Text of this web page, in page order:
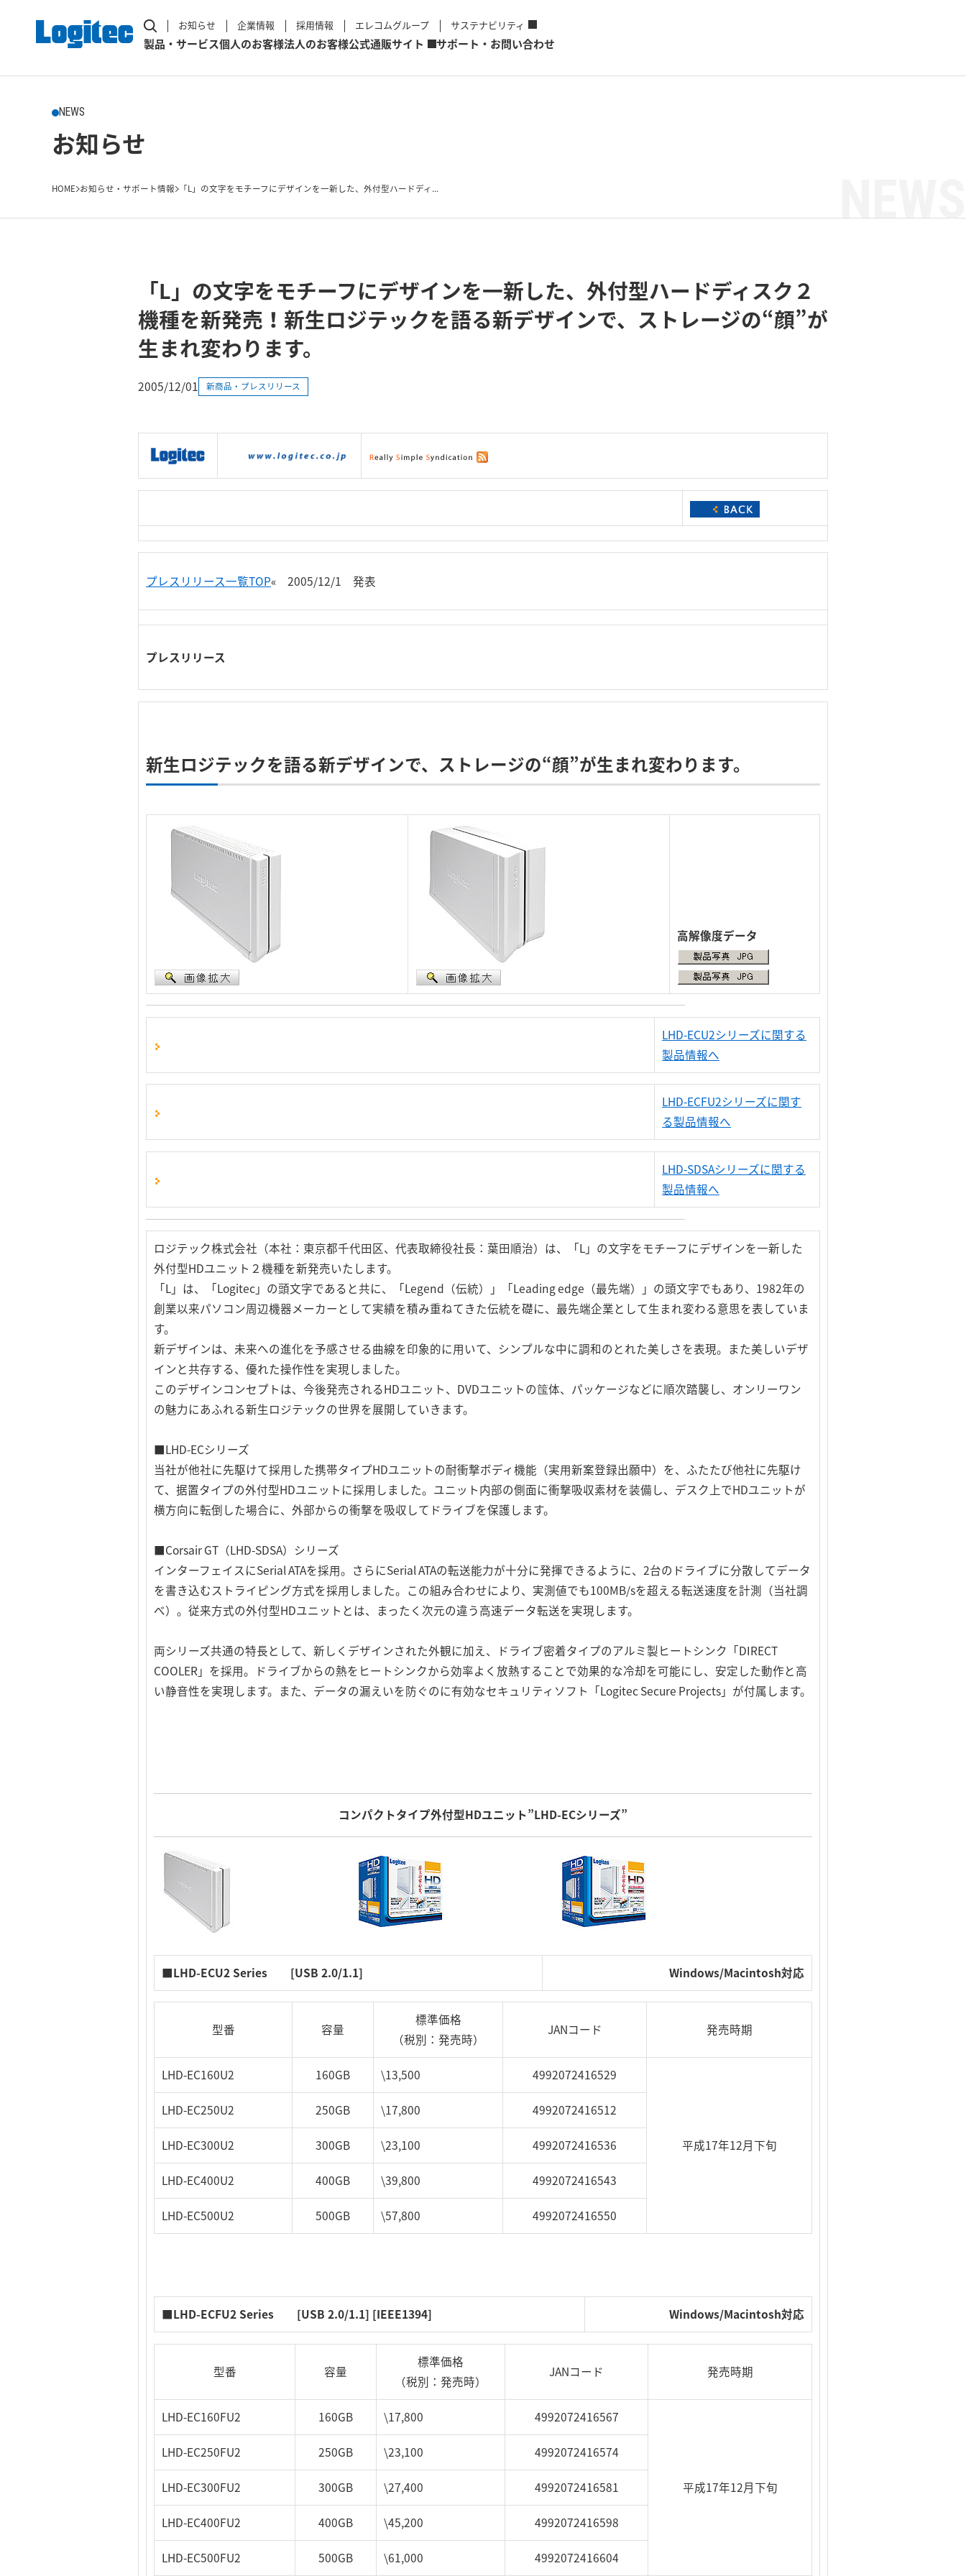
お知らせ 企業情報 採用情報 エレコムグループ サステナビリティ
製品・サービス個人のお客様法人のお客様公式通販サイト サポート・お問い合わせ
NEWS
お知らせ
HOME お知らせ・サポート情報 「L」の文字をモチーフにデザインを一新した、外付型ハードディ...
「L」の文字をモチーフにデザインを一新した、外付型ハードディスク２
機種を新発売！新生ロジテックを語る新デザインで、ストレージの“顔”が
生まれ変わります。
2005/12/01 新商品・プレスリリース
プレスリリース一覧TOP« 2005/12/1 発表
プレスリリース
新生ロジテックを語る新デザインで、ストレージの“顔”が生まれ変わります。
高解像度データ
LHD-ECU2シリーズに関する
製品情報へ
LHD-ECFU2シリーズに関す
る製品情報へ
LHD-SDSAシリーズに関する
製品情報へ
ロジテック株式会社（本社：東京都千代田区、代表取締役社長：葉田順治）は、「L」の文字をモチーフにデザインを一新した
外付型HDユニット２機種を新発売いたします。
「L」は、「Logitec」の頭文字であると共に、「Legend（伝統）」「Leading edge（最先端）」の頭文字でもあり、1982年の
創業以来パソコン周辺機器メーカーとして実績を積み重ねてきた伝統を礎に、最先端企業として生まれ変わる意思を表していま
す。
新デザインは、未来への進化を予感させる曲線を印象的に用いて、シンプルな中に調和のとれた美しさを表現。また美しいデザ
インと共存する、優れた操作性を実現しました。
このデザインコンセプトは、今後発売されるHDユニット、DVDユニットの筺体、パッケージなどに順次踏襲し、オンリーワン
の魅力にあふれる新生ロジテックの世界を展開していきます。
■LHD-ECシリーズ
当社が他社に先駆けて採用した携帯タイプHDユニットの耐衝撃ボディ機能（実用新案登録出願中）を、ふたたび他社に先駆け
て、据置タイプの外付型HDユニットに採用しました。ユニット内部の側面に衝撃吸収素材を装備し、デスク上でHDユニットが
横方向に転倒した場合に、外部からの衝撃を吸収してドライブを保護します。
■Corsair GT（LHD-SDSA）シリーズ
インターフェイスにSerial ATAを採用。さらにSerial ATAの転送能力が十分に発揮できるように、2台のドライブに分散してデータ
を書き込むストライピング方式を採用しました。この組み合わせにより、実測値でも100MB/sを超える転送速度を計測（当社調
べ）。従来方式の外付型HDユニットとは、まったく次元の違う高速データ転送を実現します。
両シリーズ共通の特長として、新しくデザインされた外観に加え、ドライブ密着タイプのアルミ製ヒートシンク「DIRECT
COOLER」を採用。ドライブからの熱をヒートシンクから効率よく放熱することで効果的な冷却を可能にし、安定した動作と高
い静音性を実現します。また、データの漏えいを防ぐのに有効なセキュリティソフト「Logitec Secure Projects」が付属します。
コンパクトタイプ外付型HDユニット”LHD-ECシリーズ”
■LHD-ECU2 Series [USB 2.0/1.1] Windows/Macintosh対応
型番 容量
標準価格
（税別：発売時）
JANコード 発売時期
LHD-EC160U2 160GB \13,500 4992072416529
平成17年12月下旬
LHD-EC250U2 250GB \17,800 4992072416512
LHD-EC300U2 300GB \23,100 4992072416536
LHD-EC400U2 400GB \39,800 4992072416543
LHD-EC500U2 500GB \57,800 4992072416550
■LHD-ECFU2 Series [USB 2.0/1.1] [IEEE1394] Windows/Macintosh対応
型番 容量
標準価格
（税別：発売時）
JANコード 発売時期
LHD-EC160FU2 160GB \17,800 4992072416567
平成17年12月下旬
LHD-EC250FU2 250GB \23,100 4992072416574
LHD-EC300FU2 300GB \27,400 4992072416581
LHD-EC400FU2 400GB \45,200 4992072416598
LHD-EC500FU2 500GB \61,000 4992072416604